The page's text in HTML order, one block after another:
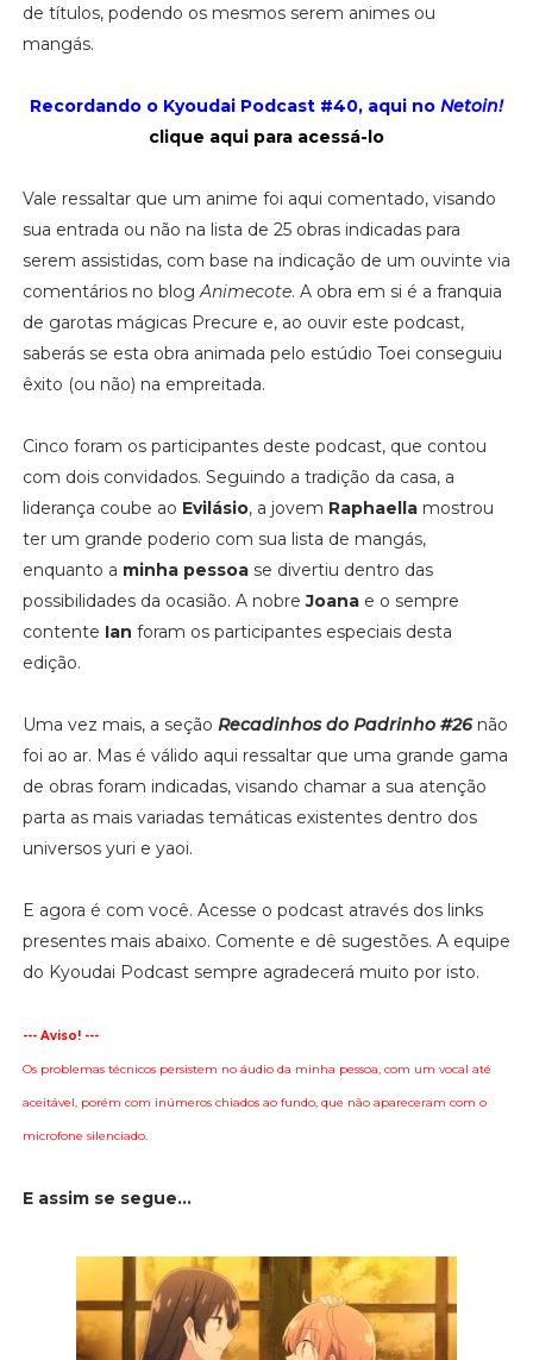
de títulos, podendo os mesmos serem animes ou
mangás.
Recordando o Kyoudai Podcast #40, aqui no Netoin!
clique aqui para acessá-lo
Vale ressaltar que um anime foi aqui comentado, visando
sua entrada ou não na lista de 25 obras indicadas para
serem assistidas, com base na indicação de um ouvinte via
comentários no blogAnimecote. A obra em si é a franquia
de garotas mágicas Precure e, ao ouvir este podcast,
saberás se esta obra animada pelo estúdio Toei conseguiu
êxito (ou não) na empreitada.
Cinco foram os participantes deste podcast, que contou
com dois convidados. Seguindo a tradição da casa, a
liderança coube ao Evilásio, a jovem Raphaellamostrou
ter um grande poderio com sua lista de mangás,
enquanto a minha pessoase divertiu dentro das
possibilidades da ocasião. A nobreJoanae o sempre
contente Ian foram os participantes especiais desta
edição.
Uma vez mais, a seção Recadinhos do Padrinho #26não
foi ao ar. Mas é válido aqui ressaltar que uma grande gama
de obras foram indicadas, visando chamar a sua atenção
parta as mais variadas temáticas existentes dentro dos
universos yuri e yaoi.
E agora é com você. Acesse o podcast através dos links
presentes mais abaixo. Comente e dê sugestões. A equipe
do Kyoudai Podcast sempre agradecerá muito por isto.
--- Aviso! ---
Os problemas técnicos persistem no áudio da minha pessoa, com um vocal até
aceitável, porém com inúmeros chiados ao fundo, que não apareceram com o
microfone silenciado.
E assim se segue...